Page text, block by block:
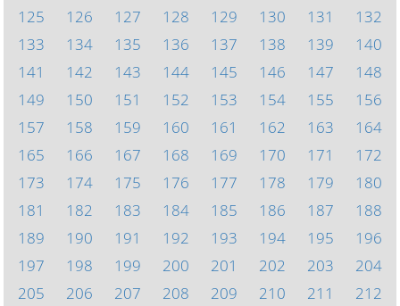
125
126 127 128 129 130 131
132
133
134 135 136 137 138 139
140
141
142 143 144 145 146 147
148
149
150 151 152 153 154 155
156
157
158 159 160 161 162 163
164
165
166 167 168 169 170 171
172
173
174 175 176 177 178 179
180
181
182 183 184 185 186 187
188
189
190 191 192 193 194 195
196
197
198 199 200 201 202 203
204
205
206 207 208 209 210 211
212